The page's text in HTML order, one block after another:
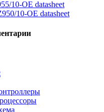
10-OE datasheet
10-OE datasheet